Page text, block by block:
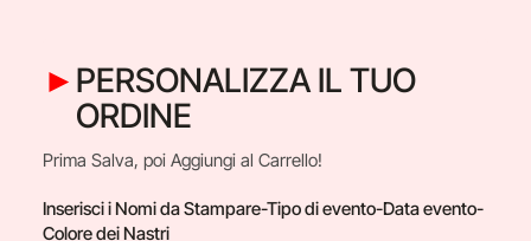
PERSONALIZZA IL TUO
ORDINE
Prima Salva, poi Aggiungi al Carrello!
Inserisci i Nomi da Stampare-Tipo di evento-Data evento-
Colore dei Nastri